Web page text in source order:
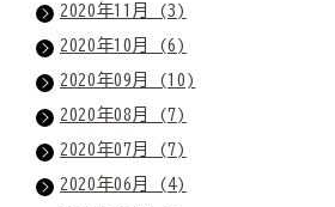
2020年11月 (3)
2020年10月 (6)
2020年09月 (10)
2020年08月 (7)
2020年07月 (7)
2020年06月 (4)